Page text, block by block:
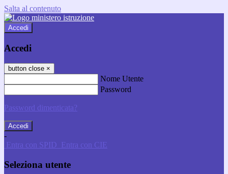
Salta al contenuto
Accedi
Accedi
button close ×
Nome Utente
Password
Password dimenticata?
-
Entra con SPID Entra con CIE
Seleziona utente